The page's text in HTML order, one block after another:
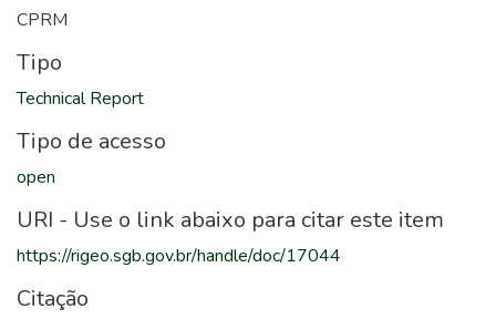
CPRM
Tipo
Technical Report
Tipo de acesso
open
URI - Use o link abaixo para citar este item
https://rigeo.sgb.gov.br/handle/doc/17044
Citação